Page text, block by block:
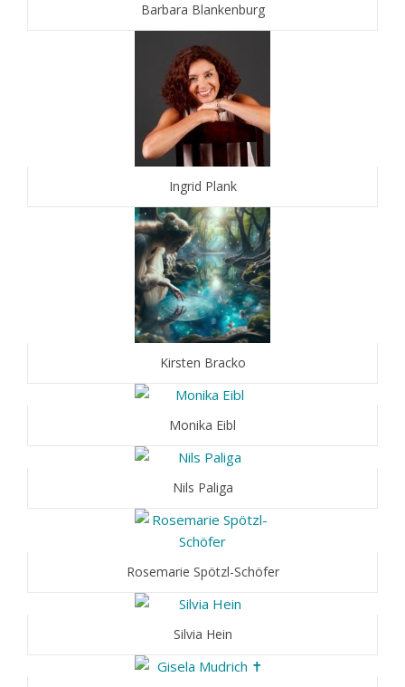
Barbara Blankenburg
Ingrid Plank
Kirsten Bracko
Monika Eibl
Nils Paliga
Rosemarie Spötzl-Schöfer
Silvia Hein